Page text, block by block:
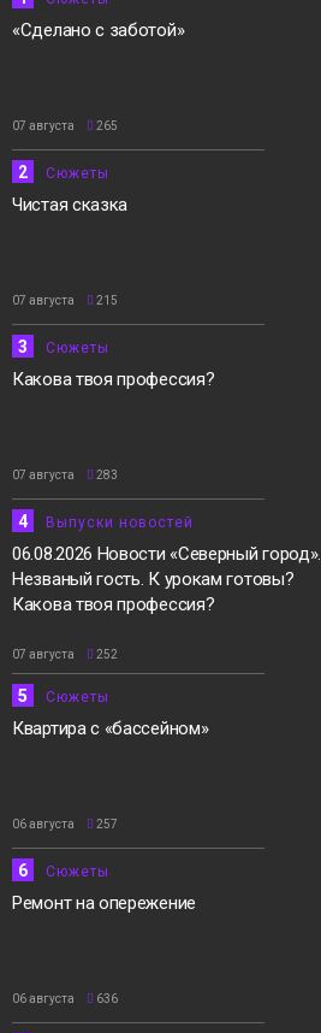
«Сделано с заботой»
07 августа 265
2 Сюжеты
Чистая сказка
07 августа 215
3 Сюжеты
Какова твоя профессия?
07 августа 283
4 Выпуски новостей
06.08.2026 Новости «Северный город».
Незваный гость. К урокам готовы?
Какова твоя профессия?
07 августа 252
5 Сюжеты
Квартира с «бассейном»
06 августа 257
6 Сюжеты
Ремонт на опережение
06 августа 636